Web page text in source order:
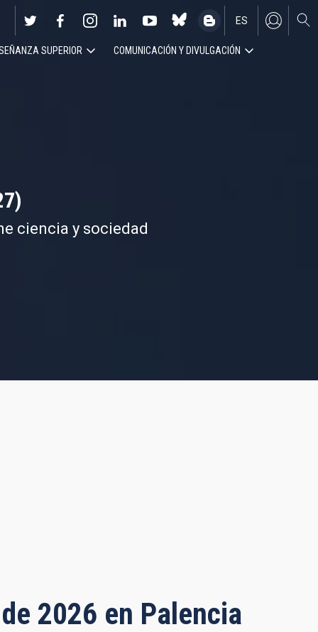
EN
ES
SUPERIOR COMUNICACIÓN Y DIVULGACIÓN
ciencia y sociedad
2026 en Palencia